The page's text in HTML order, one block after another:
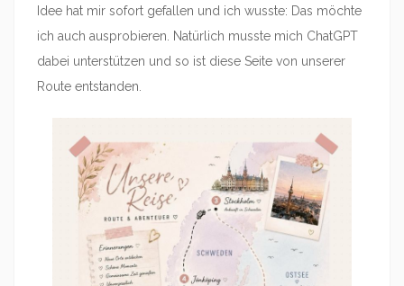
Idee hat mir sofort gefallen und ich wusste: Das möchte
ich auch ausprobieren. Natürlich musste mich ChatGPT
dabei unterstützen und so ist diese Seite von unserer
Route entstanden.